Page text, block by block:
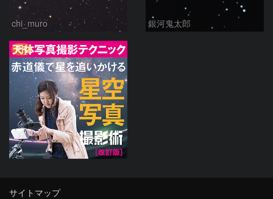
chi_muro 銀河鬼太郎
PR
サイトマップ